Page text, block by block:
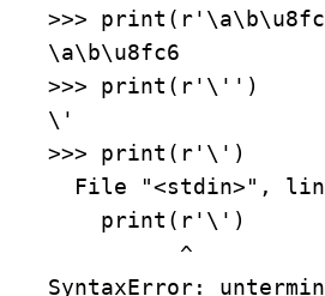
>>>
\a\b\u8fc6
>>> print(r'\'')
\'
>>> print(r'\')
SyntaxError: